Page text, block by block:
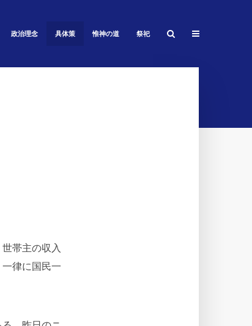
政治理念 具体策 惟神の道 祭祀
帯主の収入
律に国民一